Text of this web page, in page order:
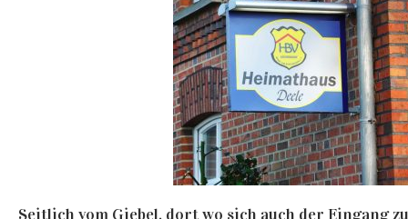
Seitlich vom Giebel, dort wo sich auch der Eingang